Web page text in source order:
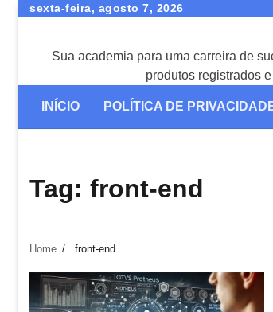
Skip
sexta-feira, agosto 7, 2026
Sua academia para uma carreira de
produtos registrados
INÍCIO POLÍTICA DE
Tag: front-end
Home front-end